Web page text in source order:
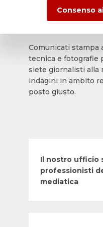
stampa.
Comunicati stampa
tecnica e fotografie
siete giornalisti alla
indagini in ambito
posto giusto.
Il nostro ufficio
professionisti
mediatica
Consenso